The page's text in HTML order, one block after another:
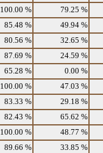
100.00 % 79.25 %
85.48 % 49.94 %
80.56 % 32.65 %
87.69 % 24.59 %
65.28 % 0.00 %
100.00 % 47.03 %
83.33 % 29.18 %
82.43 % 65.62 %
100.00 % 48.77 %
89.66 % 33.85 %